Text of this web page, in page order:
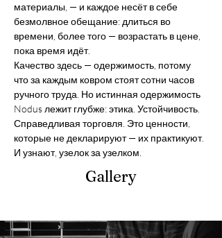
материалы, — и каждое несёт в себе
безмолвное обещание: длиться во
времени, более того — возрастать в цене,
пока время идёт.
Качество здесь — одержимость, потому
что за каждым ковром стоят сотни часов
ручного труда. Но истинная одержимость
Nodus лежит глубже: этика. Устойчивость.
Справедливая торговля. Это ценности,
которые не декларируют — их практикуют.
И узнают, узелок за узелком.
Gallery